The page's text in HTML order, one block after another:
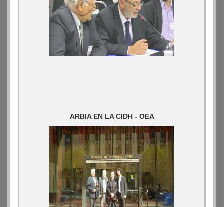
ARBIA EN LA CIDH - OEA